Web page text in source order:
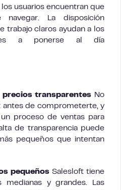
usuarios encuentran que
La disposición
trabajo claros ayudan a los
a ponerse al día
transparentes No
antes de comprometerte, y
proceso de ventas para
de transparencia puede
pequeños que intentan
pequeños Salesloft tiene
medianas y grandes. Las